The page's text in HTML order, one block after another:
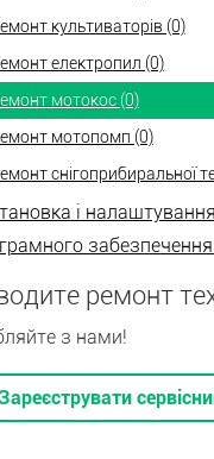
культиваторів (0)
електропил (0)
мотокос (0)
мотопомп (0)
снігоприбиральної
і налаштування
ремонт
з нами!